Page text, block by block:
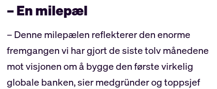
– En milepæl
– Denne milepælen reflekterer den enorme
fremgangen vi har gjort de siste tolv månedene
mot visjonen om å bygge den første virkelig
globale banken, sier medgründer og toppsjef